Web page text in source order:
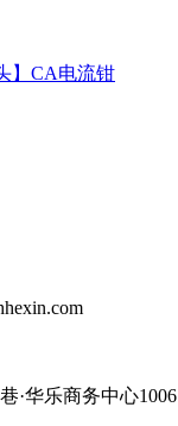
】CA电流钳
·华乐商务中心1006